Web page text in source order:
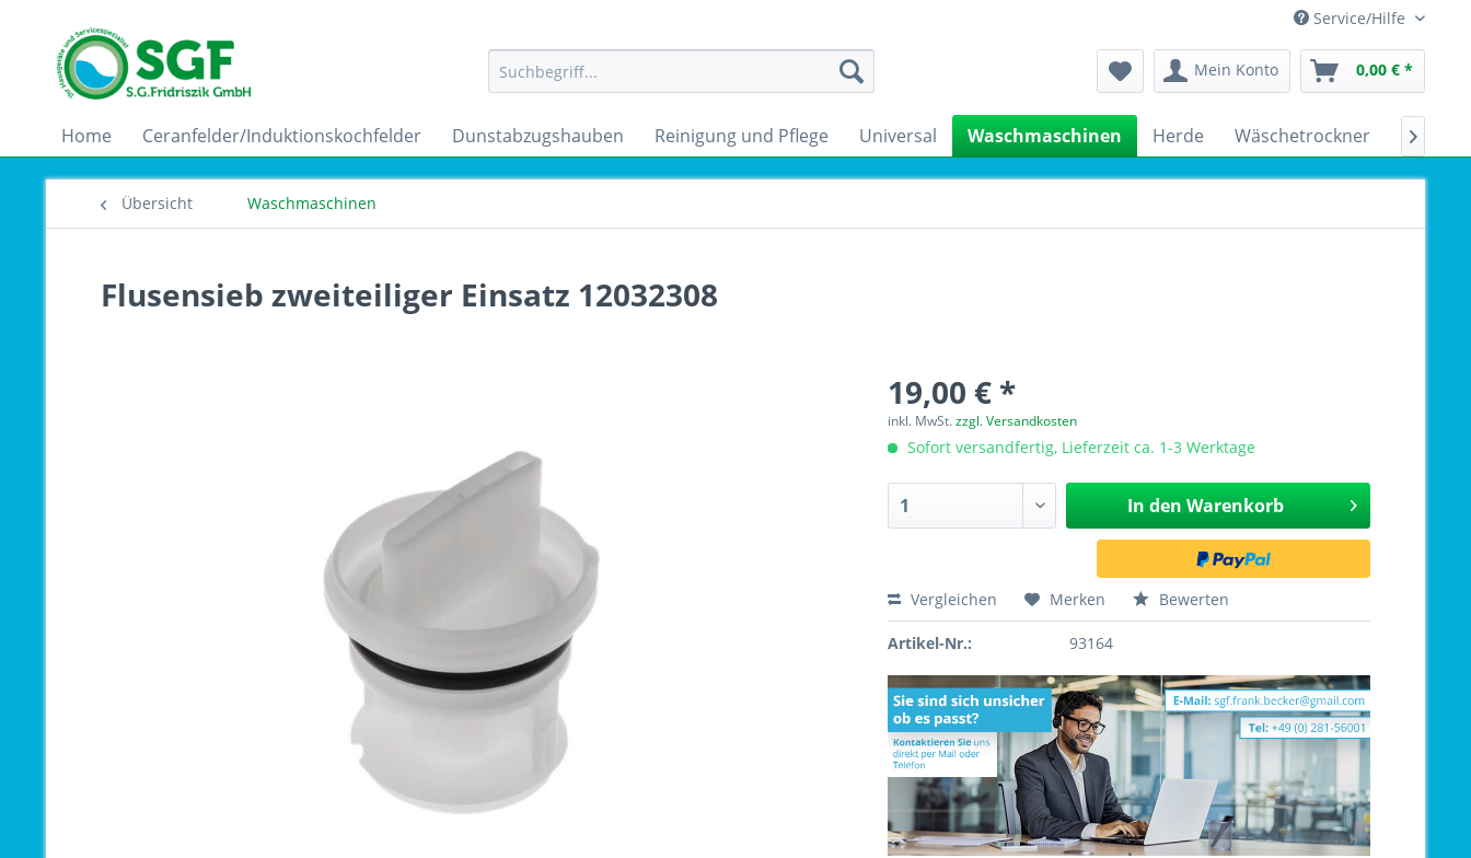
Service/Hilfe
Mein Konto 0,00 € *
Home Ceranfelder/Induktionskochfelder Dunstabzugshauben Reinigung und Pflege Universal Waschmaschinen Herde Wäschetrockner 
Übersicht Waschmaschinen
Flusensieb zweiteiliger Einsatz 12032308
19,00 € *
inkl. MwSt.zzgl. Versandkosten
Sofort versandfertig, Lieferzeit ca. 1-3 Werktage
In den Warenkorb
Vergleichen Merken Bewerten
Artikel-Nr.: 93164